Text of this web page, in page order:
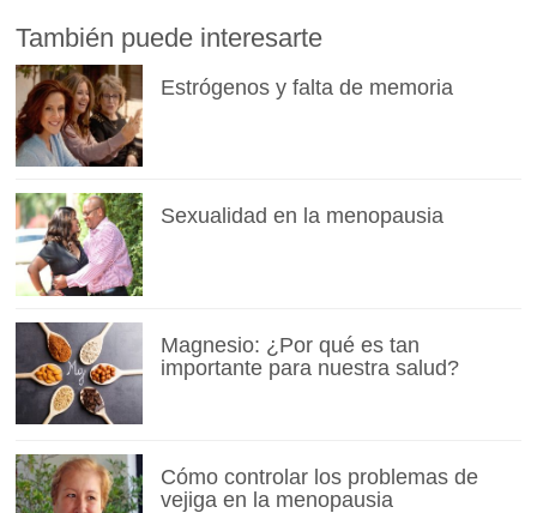
También puede interesarte
Estrógenos y falta de memoria
Sexualidad en la menopausia
Magnesio: ¿Por qué es tan
importante para nuestra salud?
Cómo controlar los problemas de
vejiga en la menopausia